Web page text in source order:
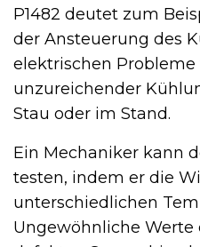
P1482 deutet zum
der Ansteuerung des
elektrischen Probleme
unzureichender
Stau oder im Stand.
Ein Mechaniker kann
testen, indem er die
unterschiedlichen
Ungewöhnliche Werte